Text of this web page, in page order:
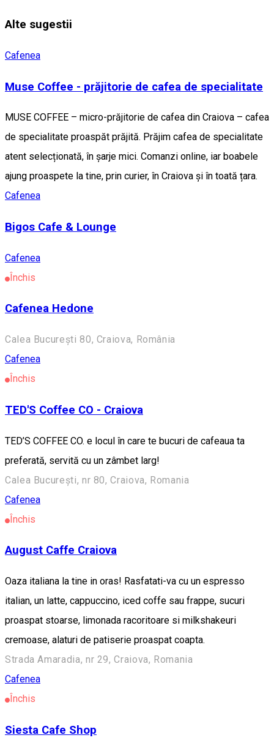
Alte sugestii
Cafenea
Muse Coffee - prăjitorie de cafea de specialitate
MUSE COFFEE – micro-prăjitorie de cafea din Craiova – cafea
de specialitate proaspăt prăjită. Prăjim cafea de specialitate
atent selecționată, în șarje mici. Comanzi online, iar boabele
ajung proaspete la tine, prin curier, în Craiova și în toată țara.
Cafenea
Bigos Cafe & Lounge
Cafenea
Închis
Cafenea Hedone
Calea București 80, Craiova, România
Cafenea
Închis
TED'S Coffee CO - Craiova
TED’S COFFEE CO. e locul în care te bucuri de cafeaua ta
preferată, servită cu un zâmbet larg!
Calea București, nr 80, Craiova, Romania
Cafenea
Închis
August Caffe Craiova
Oaza italiana la tine in oras! Rasfatati-va cu un espresso
italian, un latte, cappuccino, iced coffe sau frappe, sucuri
proaspat stoarse, limonada racoritoare si milkshakeuri
cremoase, alaturi de patiserie proaspat coapta.
Strada Amaradia, nr 29, Craiova, Romania
Cafenea
Închis
Siesta Cafe Shop